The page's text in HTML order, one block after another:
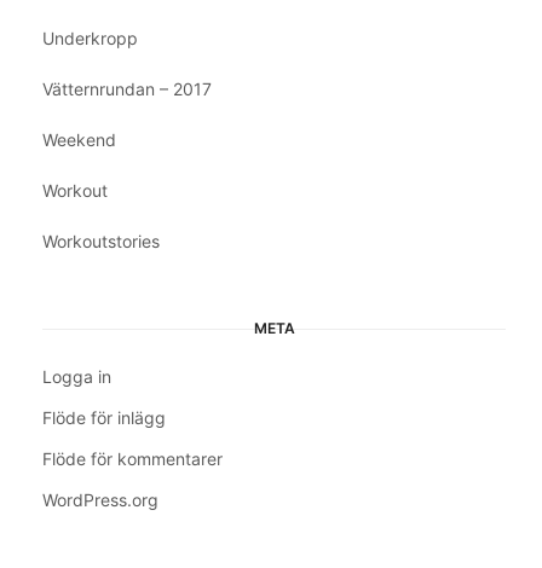
Underkropp
Vätternrundan – 2017
Weekend
Workout
Workoutstories
META
Logga in
Flöde för inlägg
Flöde för kommentarer
WordPress.org